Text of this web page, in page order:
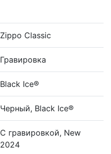
Zippo Classic
Гравировка
Black Ice®
Черный, Black Ice®
С гравировкой, New
2024